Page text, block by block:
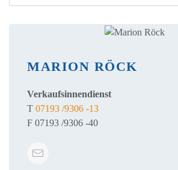
MARION RÖCK
Verkaufsinnendienst
T 07193 /9306 -13
F 07193 /9306 -40